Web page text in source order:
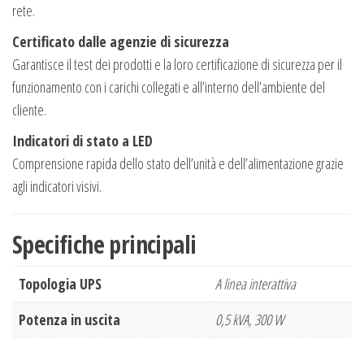
rete.
Certificato dalle agenzie di sicurezza
Garantisce il test dei prodotti e la loro certificazione di sicurezza per il
funzionamento con i carichi collegati e all’interno dell’ambiente del
cliente.
Indicatori di stato a LED
Comprensione rapida dello stato dell’unità e dell’alimentazione grazie
agli indicatori visivi.
Specifiche principali
Topologia UPS
A linea interattiva
Potenza in uscita
0,5 kVA, 300 W